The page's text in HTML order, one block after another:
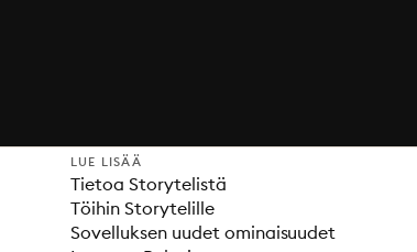
LUE LISÄÄ
Tietoa Storytelistä
Töihin Storytelille
Sovelluksen uudet ominaisuudet